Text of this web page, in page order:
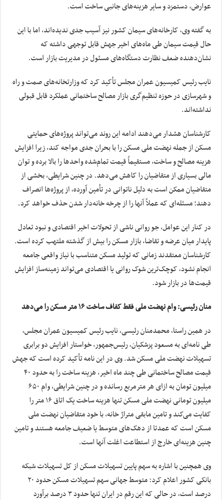
عوارض، دستمزد و سایر هزینه‌های جانبی ساخت است.
به گفته وی، کارخانه‌های سیمان کشور نیز آسیب جدی ندیده‌اند، اما با این
حال قیمت سیمان طی ماه‌های اخیر جهش قابل توجهی داشته که
نشان‌دهنده ضعف نظارت دستگاه‌های مسئول در مدیریت بازار است.
نایب رئیس کمیسیون عمران مجلس تأکید کرد که وزارتخانه‌های صمت و راه
و شهرسازی در حوزه تنظیم‌گری بازار مصالح ساختمانی عملکرد قابل قبولی
نداشته‌اند.
کارشناسان هشدار می‌دهند ادامه این روند می‌تواند پروژه‌های حمایتی
مسکن از جمله نهضت ملی مسکن را با بحران جدی مواجه کند، زیرا افزایش
هزینه مصالح و ساخت، مستقیماً قیمت تمام‌شده واحدها را بالا برده و توان
مالی بسیاری از متقاضیان را کاهش می‌دهد. در چنین شرایطی، بخشی از
متقاضیان ممکن است به دلیل ناتوانی در تأمین آورده، از پروژه‌ها انصراف
دهند؛ مسئله‌ای که عملاً آنها را از چرخه خانه‌دار شدن حذف خواهد کرد.
در کنار این عوامل، جو روانی ناشی از تحولات اخیر اقتصادی و نبود تعادل
پایدار میان عرضه و تقاضا، بازار مسکن را بیش از گذشته ملتهب کرده است.
کارشناسان معتقدند زمانی که تولید مسکن متناسب با نیاز واقعی جامعه
انجام نشود، کوچک‌ترین شوک روانی یا اقتصادی می‌تواند زمینه‌ساز افزایش
قیمت‌ها در بازار شود.
منان رئیسی: وام نهضت ملی فقط کفاف ساخت ۱۶ متر مسکن را می‌دهد
در همین راستا، محمدمنان رئیسی، نایب رئیس کمیسیون عمران مجلس،
طی نامه‌ای به مسعود پزشکیان، رئیس‌جمهور، خواستار افزایش دو برابری
تسهیلات نهضت ملی مسکن شد. وی در این نامه تأکید کرده است که جهش
قیمت مصالح ساختمانی طی چند ماه اخیر، هزینه ساخت را به حدود ۴۰
میلیون تومان به ازای هر مترمربع رسانده و در چنین شرایطی، وام ۶۵۰
میلیون تومانی نهضت ملی مسکن تنها هزینه ساخت یک اتاق ۱۶ متر را
کفایت می‌کند و تامین مابقی متراژ خانه، با خود متقاضیان نهضت ملی
مسکن است که عمدتا از دهک‌های متوسط یا ضعیف جامعه هستند و تامین
چنین هزینه‌ای خارج از استطاعت اغلت آنها است.
وی همچنین با اشاره به سهم پایین تسهیلات مسکن از کل تسهیلات شبکه
بانکی کشور اعلام کرد: متوسط جهانی سهم تسهیلات مسکن حدود ۲۰
درصد است، در حالی که این رقم در ایران تنها حدود ۳ درصد برآورد